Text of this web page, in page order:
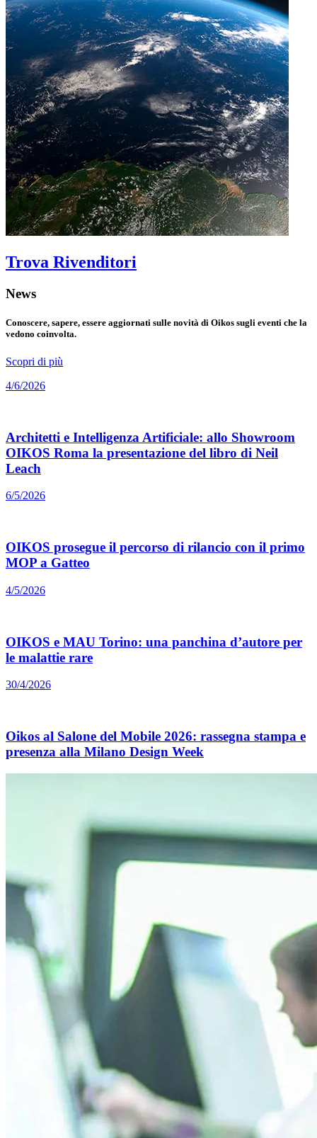
Trova Rivenditori
News
Conoscere, sapere, essere aggiornati sulle novità di Oikos sugli eventi che la
vedono coinvolta.
Scopri di più
4/6/2026
Architetti e Intelligenza Artificiale: allo Showroom
OIKOS Roma la presentazione del libro di Neil
Leach
6/5/2026
OIKOS prosegue il percorso di rilancio con il primo
MOP a Gatteo
4/5/2026
OIKOS e MAU Torino: una panchina d’autore per
le malattie rare
30/4/2026
Oikos al Salone del Mobile 2026: rassegna stampa e
presenza alla Milano Design Week